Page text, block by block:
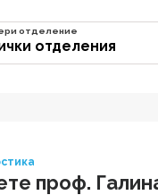
отделения
отделение
проф.